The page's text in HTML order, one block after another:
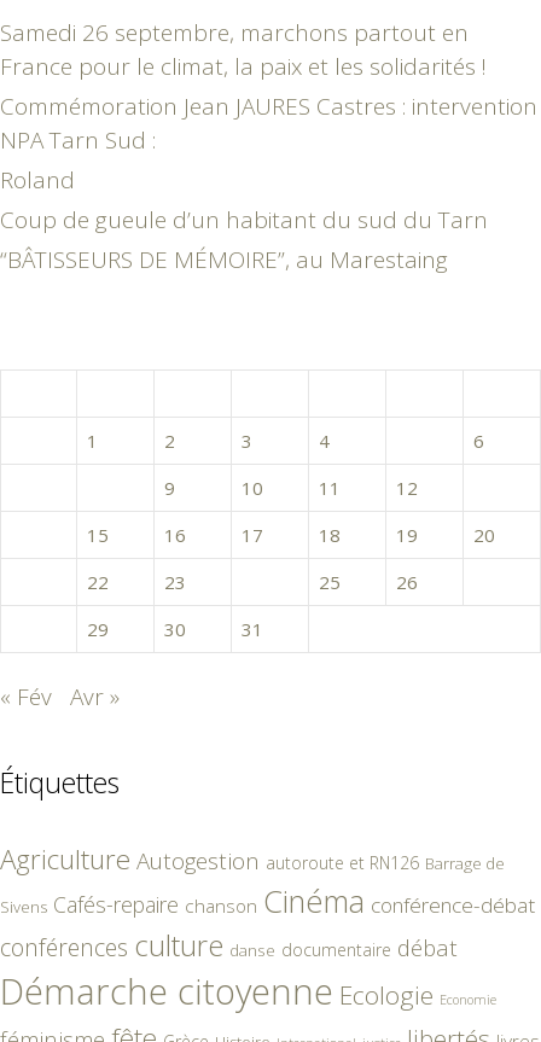
Samedi 26 septembre, marchons partout en
France pour le climat, la paix et les solidarités !
Commémoration Jean JAURES Castres : intervention
NPA Tarn Sud :
Roland
Coup de gueule d’un habitant du sud du Tarn
“BÂTISSEURS DE MÉMOIRE”, au Marestaing
1
2 3 4
6
9 10 11 12
15 16 17 18 19
20
22 23 25 26
29 30 31
« Fév Avr »
Étiquettes
Agriculture Autogestion autoroute et RN126 Barrage de
Sivens Cafés-repaire chanson Cinéma conférence-débat
conférences culture danse documentaire débat
Démarche citoyenne Ecologie Economie